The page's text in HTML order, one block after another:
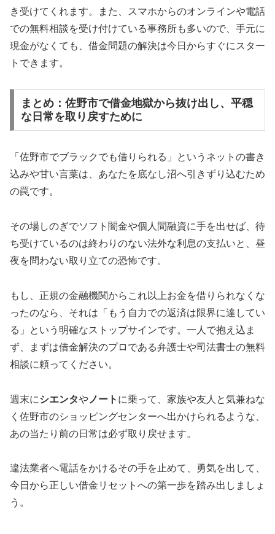
き受けてくれます。また、スマホからのオンラインや電話
での無料相談を受け付けている事務所も多いので、手元に
現金がなくても、借金問題の解決は今日からすぐにスター
トできます。
まとめ：佐野市で借金地獄から抜け出し、平穏
な日常を取り戻すために
「佐野市でブラックでも借りられる」というネットの書き
込みや甘い言葉は、あなたを底なし沼へ引きずり込むため
の罠です。
その場しのぎでソフト闇金や個人間融資に手を出せば、待
ち受けているのは終わりのない法外な利息の支払いと、昼
夜を問わない取り立ての恐怖です。
もし、正規の金融機関からこれ以上お金を借りられなくな
ったのなら、それは「もう自力での返済は限界に達してい
る」という明確なストップサインです。一人で抱え込ま
ず、まずは借金解決のプロである弁護士や司法書士の無料
相談に頼ってください。
週末にシエンタや ノート に乗って、家族や友人と気兼ねな
く佐野市のショッピングセンターへ出かけられるような、
あの当たり前の日常は必ず取り戻せます。
違法業者へ電話をかけるその手を止めて、勇気を出して、
今日から正しい借金リセットへの第一歩を踏み出しましょ
う。